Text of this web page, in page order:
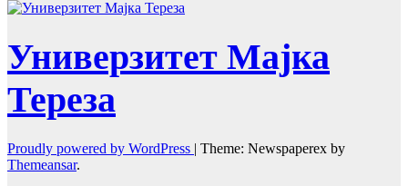
Универзитет Мајка
Тереза
Proudly powered by WordPress | Theme: Newspaperex by
Themeansar.